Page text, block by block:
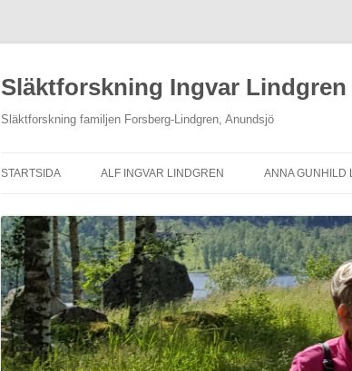
Släktforskning Ingvar Lindgren
Släktforskning familjen Forsberg-Lindgren, Anundsjö
STARTSIDA
KONTAKTA OSS
GALLERI
ALF INGVAR LINDGREN
AV LEVI JOHANSSON
ANNA GUNHILD